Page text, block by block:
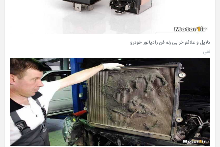
دلایل و علائم خرابی رله فن رادیاتور خودرو
فنی